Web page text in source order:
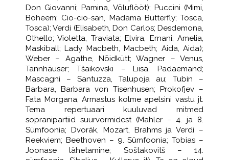
Don Giovanni; Pamina, Võluflööt); Puccini (Mimi,
Boheem; Cio-cio-san, Madama Butterfly; Tosca,
Tosca); Verdi (Elisabeth, Don Carlos; Desdemona,
Othello; Violetta, Traviata; Elvira, Ernani; Amelia,
Maskiball; Lady Macbeth, Macbeth; Aida, Aida);
Weber – Agathe, Nõidkütt; Wagner – Venus,
Tannhäuser; Tšaikovski – Liisa, Padaemand;
Mascagni – Santuzza, Talupoja au; Tubin –
Barbara, Barbara von Tisenhusen; Prokofjev –
Fata Morgana, Armastus kolme apelsini vastu jt.
Tema repertuaari kuuluvad mitmed
sopranipartiid suurvormidest (Mahler – 4. ja 8.
Sümfoonia; Dvorák, Mozart, Brahms ja Verdi –
Reekviem; Beethoven – 9. Sümfoonia; Tobias –
Joonase lähetamine; Soštakovitš – 14.